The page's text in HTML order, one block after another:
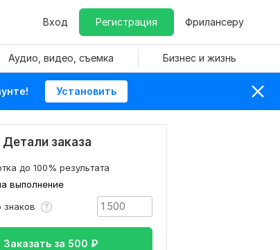
Вход Регистрация Фрилансеру
Аудио, видео, съемка Бизнес и жизнь
Установить
Детали заказа
выполнение
до 100% результата
знаков
Заказать за 500 ₽